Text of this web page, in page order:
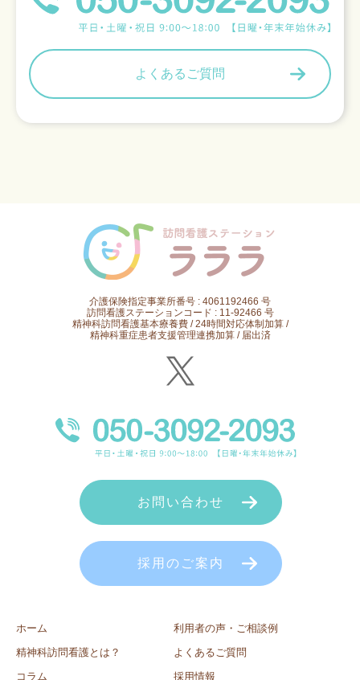
よくあるご質問
介護保険指定事業所番号 : 4061192466 号
訪問看護ステーションコード : 11-92466 号
精神科訪問看護基本療養費 / 24時間対応体制加算 /
精神科重症患者支援管理連携加算 / 届出済
ホーム
精神科訪問看護とは？
コラム
利用者の声・ご相談例
よくあるご質問
採用情報
お問い合わせ
採用のご案内